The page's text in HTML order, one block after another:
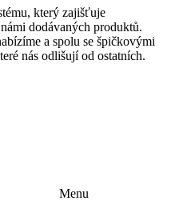
který zajišťuje
dodávaných produktů.
a spolu se špičkovými
nás odlišují od ostatních.
Menu